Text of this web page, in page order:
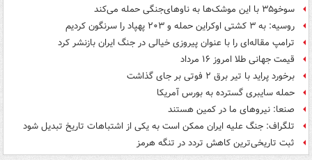
سوخو۳۵ با این موشک‌ها به ناوهای‌جنگی حمله می‌کند
روسیه: به ۳ کشتی اوکراین حمله و ۲۰۳ پهپاد را سرنگون کردیم
ترامپ مقاله‌ای را با عنوان پیروزی خیالی در جنگ ایران بازنشر کرد
قیمت جهانی طلا امروز ۱۶ مرداد
برخورد پراید با تیر برق ۲ فوتی بر جای گذاشت
حمله سایبری گسترده به بورس آمریکا
صنعا: نیروهای ما در کمین‌ هستند
تلگراف: جنگ علیه ایران ممکن است به یکی از اشتباهات تاریخ تبدیل شود
ثبت تاریخی‌ترین کاهش تردد در تنگه هرمز